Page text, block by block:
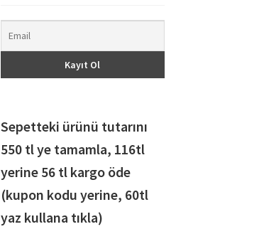
Sepetteki ürünü tutarını
550 tl ye tamamla, 116tl
yerine 56 tl kargo öde
(kupon kodu yerine, 60tl
yaz kullana tıkla)